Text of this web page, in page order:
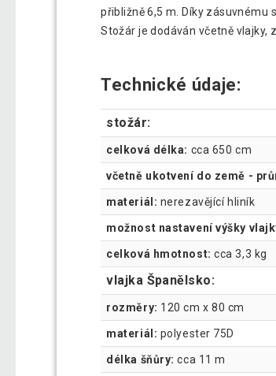
přibližně 6,5 m. Díky zásuvnému
Stožár je dodáván včetně vlajky,
Technické údaje:
stožár:
celková délka: cca 650 cm
včetně ukotvení do země -
materiál: nerezavějící hliník
možnost nastavení výšky
celková hmotnost: cca 3,3 kg
vlajka Španělsko:
rozměry: 120 cm x 80 cm
materiál: polyester 75D
délka šňůry: cca 11 m